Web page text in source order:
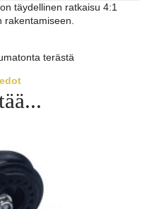
täydellinen ratkaisu 4:1
terästä